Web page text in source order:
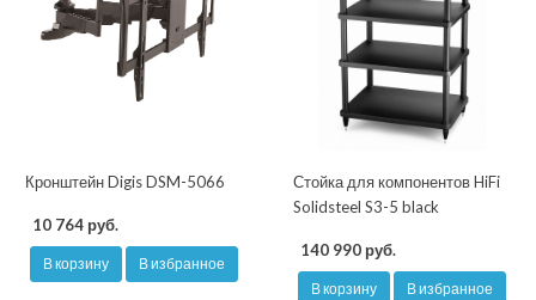
Кронштейн Digis DSM-5066
10 764 руб.
В корзину В избранное
Стойка для компонентов HiFi
Solidsteel S3-5 black
140 990 руб.
В корзину В избранное